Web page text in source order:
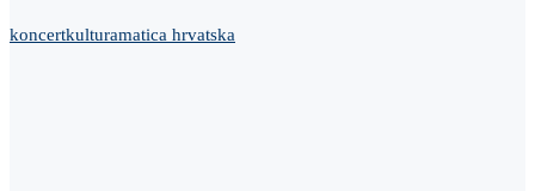
koncertkulturamatica hrvatska